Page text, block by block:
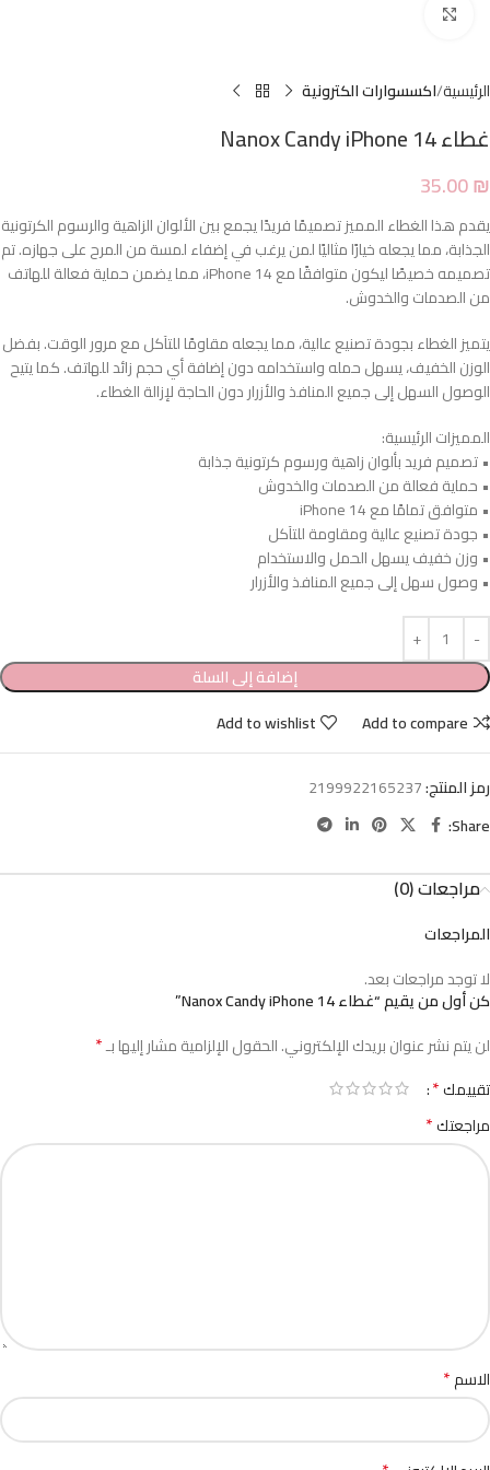
الرئيسية اكسسوارات الكترونية
غطاء Nanox Candy iPhone 14
35.00₪
يقدم هذا الغطاء المميز تصميمًا فريدًا يجمع بين الألوان الزاهية والرسوم الكرتونية
الجذابة، مما يجعله خيارًا مثاليًا لمن يرغب في إضفاء لمسة من المرح على جهازه. تم
تصميمه خصيصًا ليكون متوافقًا مع iPhone 14، مما يضمن حماية فعالة للهاتف
من الصدمات والخدوش.
يتميز الغطاء بجودة تصنيع عالية، مما يجعله مقاومًا للتآكل مع مرور الوقت. بفضل
الوزن الخفيف، يسهل حمله واستخدامه دون إضافة أي حجم زائد للهاتف. كما يتيح
الوصول السهل إلى جميع المنافذ والأزرار دون الحاجة لإزالة الغطاء.
المميزات الرئيسية:
• تصميم فريد بألوان زاهية ورسوم كرتونية جذابة
• حماية فعالة من الصدمات والخدوش
• متوافق تمامًا مع iPhone 14
• جودة تصنيع عالية ومقاومة للتآكل
• وزن خفيف يسهل الحمل والاستخدام
• وصول سهل إلى جميع المنافذ والأزرار
إضافة إلى السلة
Add to compare
Add to wishlist
رمز المنتج:2199922165237
Share:
مراجعات (0)
المراجعات
لا توجد مراجعات بعد.
كن أول من يقيم “غطاء Nanox Candy iPhone 14”
لن يتم نشر عنوان بريدك الإلكتروني.الحقول الإلزامية مشار إليها بـ*
تقييمك*
مراجعتك*
الاسم*